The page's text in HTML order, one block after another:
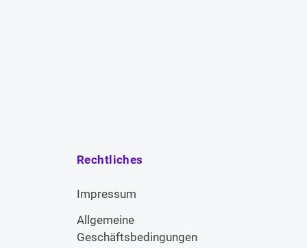
Rechtliches
Impressum
Allgemeine
Geschäftsbedingungen